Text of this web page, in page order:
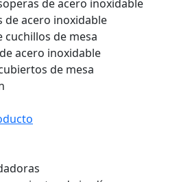
de acero inoxidable
de acero inoxidable
cuchillos de mesa
acero inoxidable
de mesa